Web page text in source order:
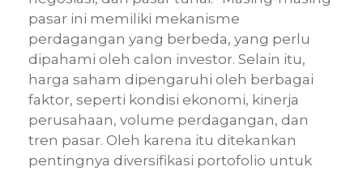
pasar ini memiliki mekanisme
perdagangan yang berbeda, yang perlu
dipahami oleh calon investor. Selain itu,
harga saham dipengaruhi oleh berbagai
faktor, seperti kondisi ekonomi, kinerja
perusahaan, volume perdagangan, dan
tren pasar. Oleh karena itu ditekankan
pentingnya diversifikasi portofolio untuk